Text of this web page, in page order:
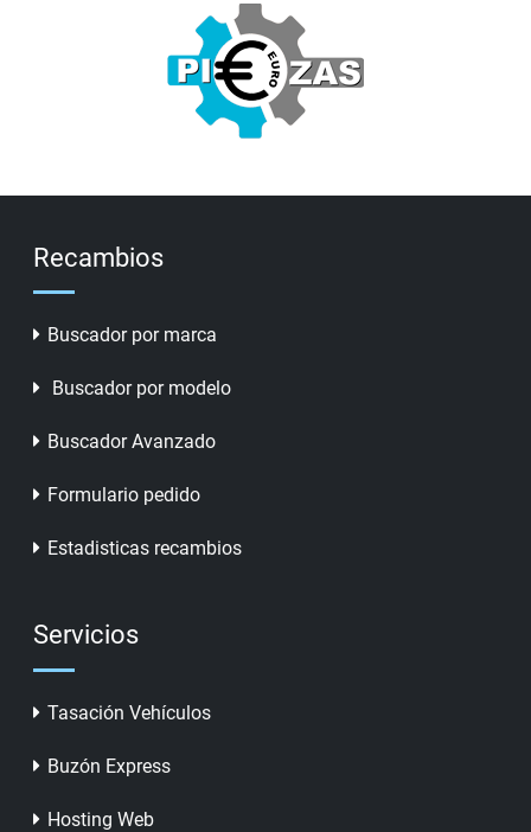
Recambios
Buscador por marca
Buscador por modelo
Buscador Avanzado
Formulario pedido
Estadisticas recambios
Servicios
Tasación Vehículos
Buzón Express
Hosting Web